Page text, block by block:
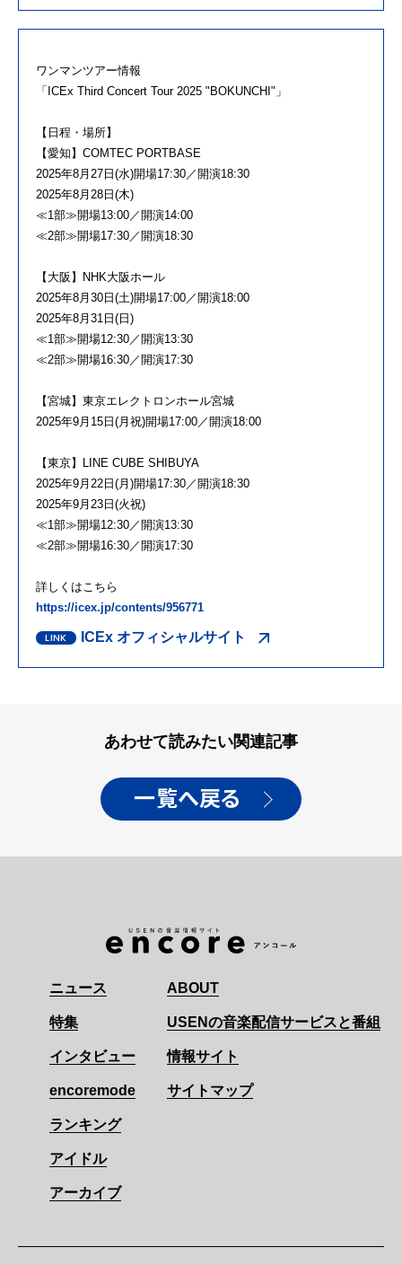
ワンマンツアー情報
「ICEx Third Concert Tour 2025 "BOKUNCHI"」
【日程・場所】
【愛知】COMTEC PORTBASE
2025年8月27日(水)開場17:30／開演18:30
2025年8月28日(木)
≪1部≫開場13:00／開演14:00
≪2部≫開場17:30／開演18:30
【大阪】NHK大阪ホール
2025年8月30日(土)開場17:00／開演18:00
2025年8月31日(日)
≪1部≫開場12:30／開演13:30
≪2部≫開場16:30／開演17:30
【宮城】東京エレクトロンホール宮城
2025年9月15日(月祝)開場17:00／開演18:00
【東京】LINE CUBE SHIBUYA
2025年9月22日(月)開場17:30／開演18:30
2025年9月23日(火祝)
≪1部≫開場12:30／開演13:30
≪2部≫開場16:30／開演17:30
詳しくはこちら
https://icex.jp/contents/956771
ICEx オフィシャルサイト
あわせて読みたい関連記事
一覧へ戻る
ニュース
特集
インタビュー
encoremode
ランキング
アイドル
アーカイブ
ABOUT
USENの音楽配信サービスと番組
情報サイト
サイトマップ